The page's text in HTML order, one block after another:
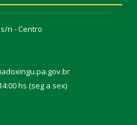
n - Centro
hs (seg a sex)